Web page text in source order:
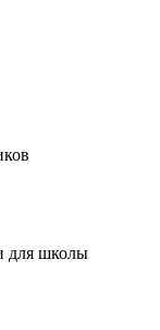
для школы